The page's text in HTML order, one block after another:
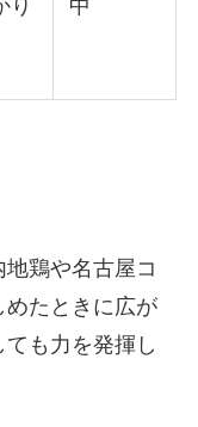
り 中
鶏や名古屋コ
めたときに広が
も力を発揮し